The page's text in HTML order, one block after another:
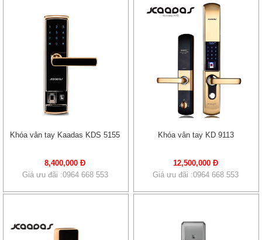
Khóa vân tay Kaadas KDS 5155
8,400,000 Đ
Giá ưu đãi :0964 668 553
Khóa vân tay KD 9113
12,500,000 Đ
Giá ưu đãi :0964 668 553